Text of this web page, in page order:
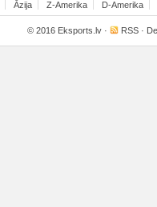
Āzija Z-Amerika D-Amerika
© 2016 Eksports.lv · RSS ·